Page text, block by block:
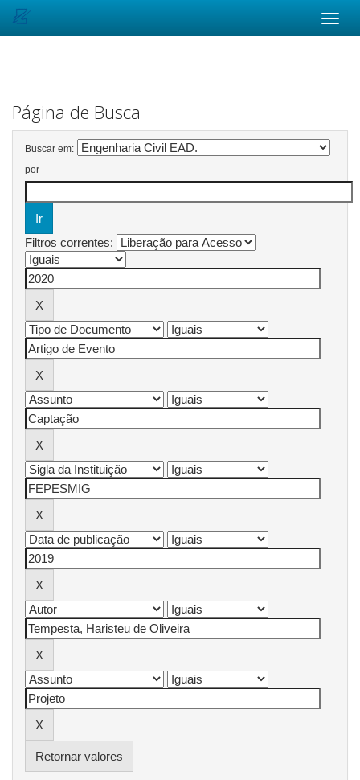
Página de Busca
Buscar em:
por
Filtros correntes:
Retornar valores